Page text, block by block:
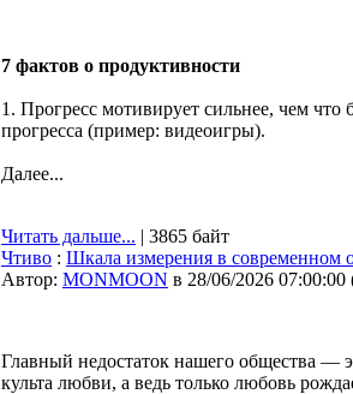
7 фактов о продуктивности
1. Прогресс мотивирует сильнее, чем
прогресса (пример: видеоигры).
Далее...
Читать дальше... | 3865 байт
Чтиво : Шкала измерения в современном
Автор: MONMOON в 28/06/2026 07:00:00
Главный недостаток нашего общества —
культа любви, а ведь только любовь